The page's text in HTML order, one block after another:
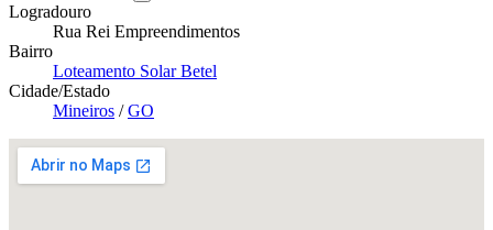
Logradouro
Rua Rei Empreendimentos
Bairro
Loteamento Solar Betel
Cidade/Estado
Mineiros /GO